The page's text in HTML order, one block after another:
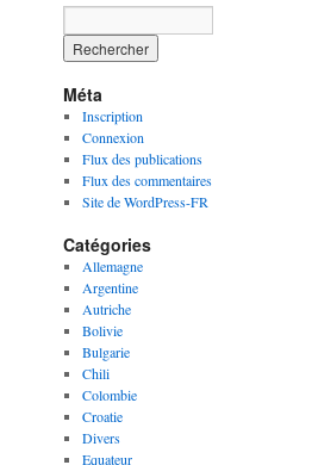
Méta
Inscription
Connexion
Flux des publications
Flux des commentaires
Site de WordPress-FR
Catégories
Allemagne
Argentine
Autriche
Bolivie
Bulgarie
Chili
Colombie
Croatie
Divers
Equateur